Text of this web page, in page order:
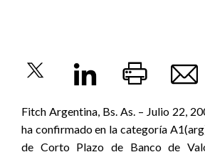
Fitch Argentina, Bs. As. – Julio 22,
ha confirmado en la categoría
de Corto Plazo de Banco de